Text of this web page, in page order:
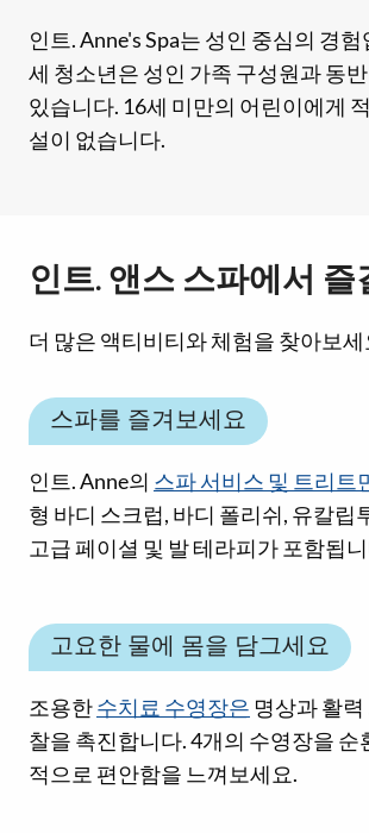
인트. Anne's Spa는 성인 중심의 경
세 청소년은 성인 가족 구성원과 동
있습니다. 16세 미만의 어린이에게
설이 없습니다.
인트. 앤스 스파에서 즐
더 많은 액티비티와 체험을 찾아보세
스파를 즐겨보세요
인트. Anne의 스파 서비스 및 트리트
형 바디 스크럽, 바디 폴리쉬, 유칼립
고급 페이셜 및 발 테라피가 포함됩
고요한 물에 몸을 담그세요
조용한수치료 수영장은 명상과 활
찰을 촉진합니다. 4개의 수영장을 순
적으로 편안함을 느껴보세요.